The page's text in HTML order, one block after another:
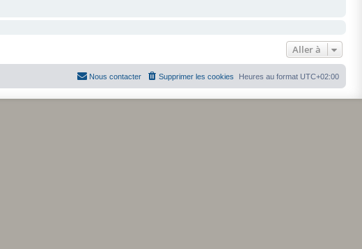
Aller à
Heures au format UTC+02:00
Supprimer les cookies
Nous contacter